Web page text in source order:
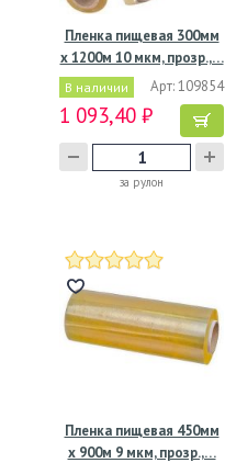
Пленка пищевая 300мм
х 1200м 10 мкм, прозр.,…
В наличии Арт: 109854
1 093,40 ₽
за рулон
Пленка пищевая 450мм
х 900м 9 мкм, прозр.,…